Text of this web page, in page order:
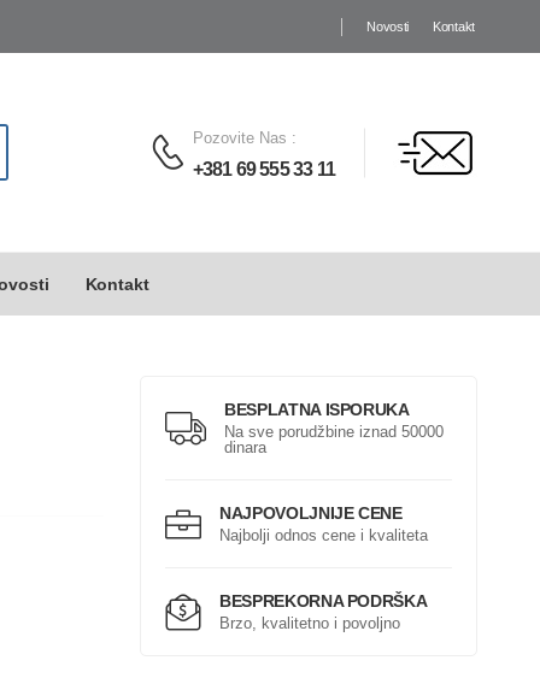
Novosti Kontakt
Pozovite Nas :
+381 69 555 33 11
Kontakt
BESPLATNA ISPORUKA
Na sve porudžbine iznad 50000
dinara
NAJPOVOLJNIJE CENE
Najbolji odnos cene i kvaliteta
BESPREKORNA PODRŠKA
Brzo, kvalitetno i povoljno